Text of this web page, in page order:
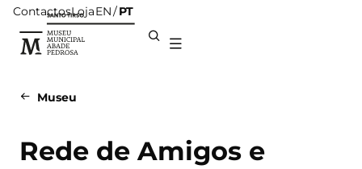
ContactosLojaEN PT
Museu
Rede de Amigos e